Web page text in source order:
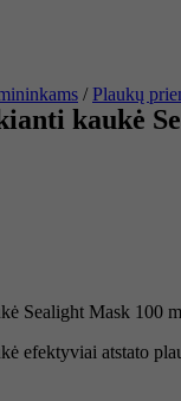
/Plaukų
kaukė
Sealight Mask 100
efektyviai atstato